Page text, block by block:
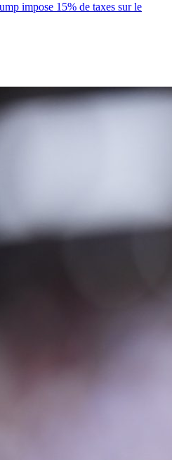
impose 15% de taxes sur le